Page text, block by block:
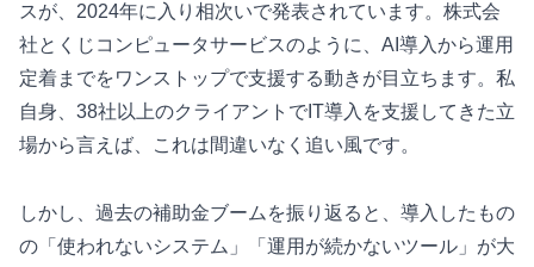
スが、2024年に入り相次いで発表されています。株式会
社とくじコンピュータサービスのように、AI導入から運用
定着までをワンストップで支援する動きが目立ちます。私
自身、38社以上のクライアントでIT導入を支援してきた立
場から言えば、これは間違いなく追い風です。
しかし、過去の補助金ブームを振り返ると、導入したもの
の「使われないシステム」「運用が続かないツール」が大